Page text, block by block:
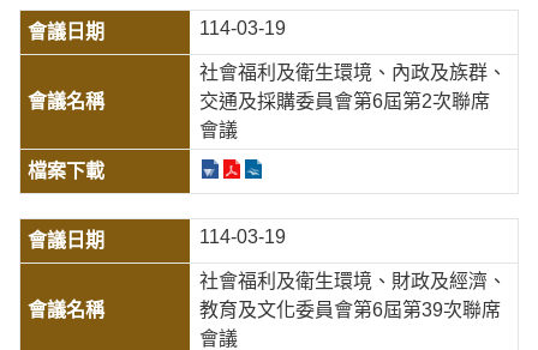
114-03-19
社會福利及衛生環境、內政及族群、
交通及採購委員會第6屆第2次聯席
會議
114-03-19
社會福利及衛生環境、財政及經濟、
教育及文化委員會第6屆第39次聯席
會議